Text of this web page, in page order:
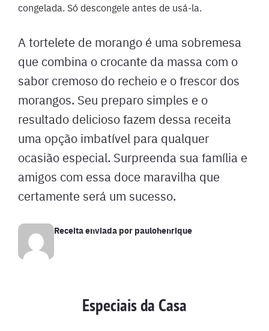
congelada. Só descongele antes de usá-la.
A tortelete de morango é uma sobremesa
que combina o crocante da massa com o
sabor cremoso do recheio e o frescor dos
morangos. Seu preparo simples e o
resultado delicioso fazem dessa receita
uma opção imbatível para qualquer
ocasião especial. Surpreenda sua família e
amigos com essa doce maravilha que
certamente será um sucesso.
Receita enviada por paulohenrique
Especiais da Casa